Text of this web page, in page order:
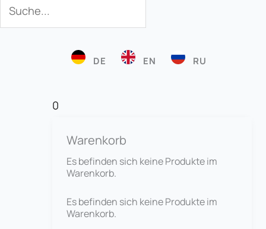
DE EN RU
0
Warenkorb
Es befinden sich keine Produkte im
Warenkorb.
Es befinden sich keine Produkte im
Warenkorb.